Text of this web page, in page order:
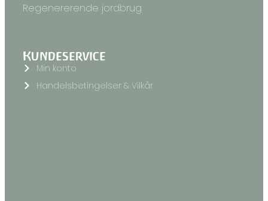
Regenererende jordbrug
Kundeservice
Min konto
Handelsbetingelser & Vilkår